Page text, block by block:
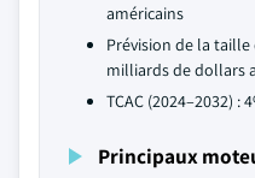
américains
Prévision de la taille
milliards de dollars
TCAC (2024–2032) :
Principaux